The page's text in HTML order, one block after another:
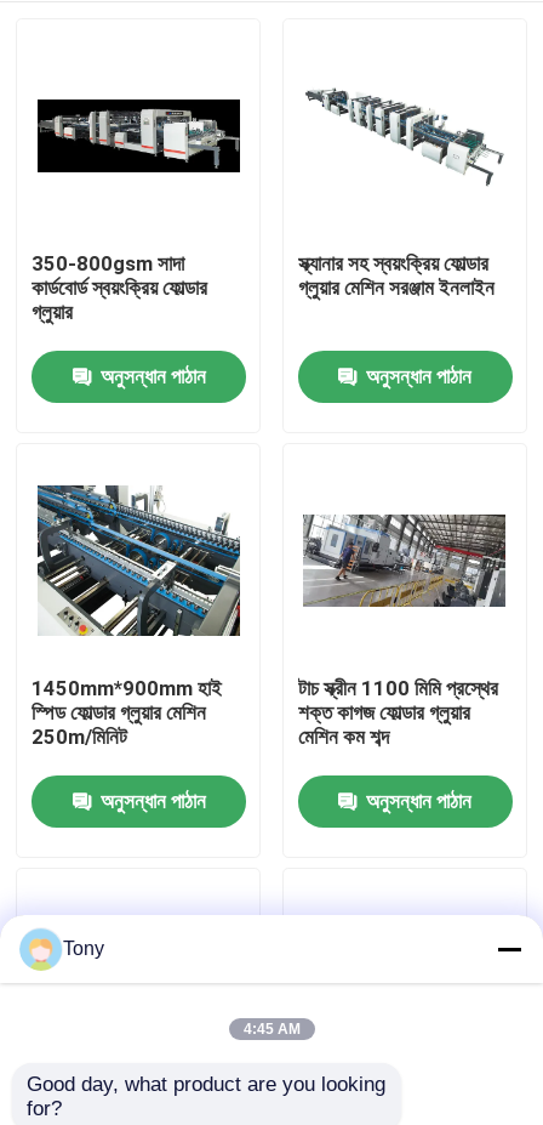
পণ্য
আমাদের সম্বন্ধে
গুণমান নিয়ন্ত্রণ
আমাদের সাথে যোগাযোগ
মামলা
বাঁশি লেমিনেটর মেশিন
350-800gsm সাদা
কার্ডবোর্ড স্বয়ংক্রিয় ফোল্ডার
গ্লুয়ার
অনুসন্ধান পাঠান
স্ক্যানার সহ স্বয়ংক্রিয় ফোল্ডার
গ্লুয়ার মেশিন সরঞ্জাম ইনলাইন
অনুসন্ধান পাঠান
1450mm*900mm হাই
স্পিড ফোল্ডার গ্লুয়ার মেশিন
250m/মিনিট
অনুসন্ধান পাঠান
টাচ স্ক্রীন 1100 মিমি প্রস্থের
শক্ত কাগজ ফোল্ডার গ্লুয়ার
মেশিন কম শব্দ
অনুসন্ধান পাঠান
650mm*700mm ফোল্ডার
Tony
4:45 AM
Good day, what product are you looking
for?